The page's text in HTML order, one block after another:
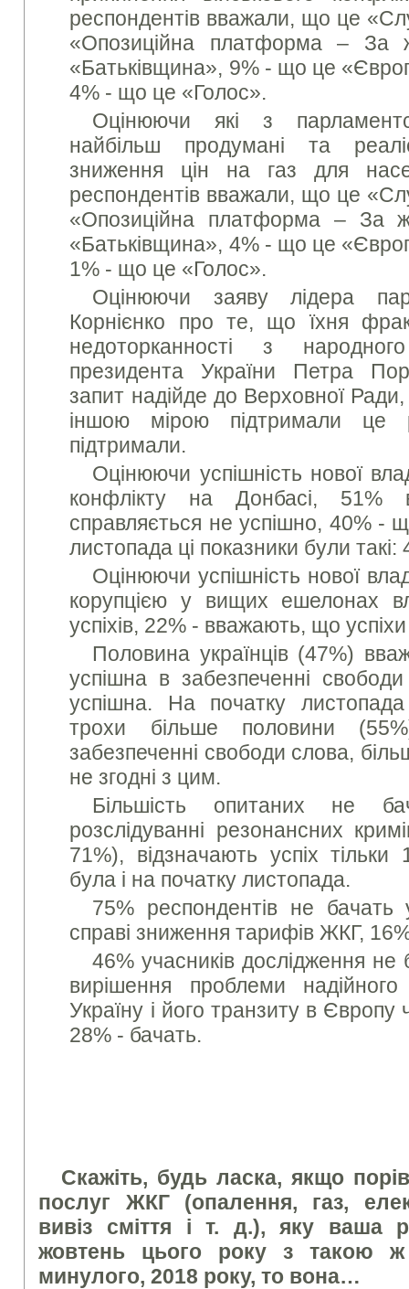
респондентів вважали, що це
«Опозиційна платформа –
«Батьківщина», 9% - що це
4% - що це «Голос».
Оцінюючи які з
найбільш продумані та
зниження цін на газ для
респондентів вважали, що це
«Опозиційна платформа – За
«Батьківщина», 4% - що це
1% - що це «Голос».
Оцінюючи заяву лідера
Корнієнко про те, що їхня
недоторканності з
президента України Петра
запит надійде до Верховної
іншою мірою підтримали
підтримали.
Оцінюючи успішність нової
конфлікту на Донбасі,
справляється не успішно, 40% -
листопада ці показники були
Оцінюючи успішність нової
корупцією у вищих ешелонах
успіхів, 22% - вважають, що
Половина українців (47%)
успішна в забезпеченні
успішна. На початку
трохи більше половини
забезпеченні свободи слова,
не згодні з цим.
Більшість опитаних не
розслідуванні резонансних
71%), відзначають успіх
була і на початку листопада.
75% респондентів не бачать
справі зниження тарифів ЖКГ,
46% учасників дослідження не
вирішення проблеми
Україну і його транзиту в
28% - бачать.
Скажіть, будь ласка, якщо
послуг ЖКГ (опалення, газ,
вивіз сміття і т. д.), яку ваша
жовтень цього року з такою
минулого, 2018 року, то вона…